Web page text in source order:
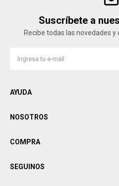
Suscríbete a
Recibe todas las novedades
AYUDA
NOSOTROS
COMPRA
SEGUINOS